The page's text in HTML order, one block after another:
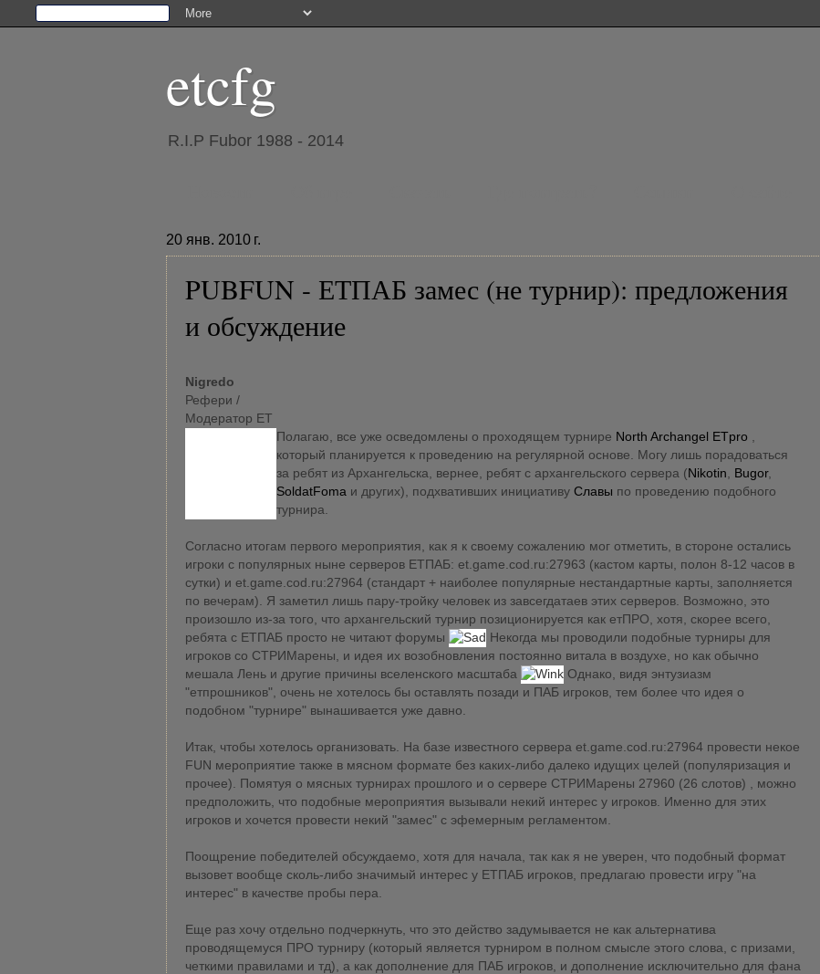
etcfg
R.I.P Fubor 1988 - 2014
20 янв. 2010 г.
PUBFUN - ЕТПАБ замес (не турнир): предложения
и обсуждение
Nigredo
Рефери /
Модератор ЕТ
Полагаю, все уже осведомлены о проходящем турнире North Archangel ETpro
который планируется к проведению на регулярной основе. Могу лишь порадоваться
за ребят из Архангельска, вернее, ребят с архангельского сервера ( Nikotin Bugor,
SoldatFoma и других), подхвативших инициативу Славы по проведению подобного
турнира.
Согласно итогам первого мероприятия, как я к своему сожалению мог отметить, в стороне остались
игроки с популярных ныне серверов ЕТПАБ: et.game.cod.ru:27963 (кастом карты, полон 8-12 часов в
сутки) и et.game.cod.ru:27964 (стандарт + наиболее популярные нестандартные карты, заполняется
по вечерам). Я заметил лишь пару-тройку человек из завсегдатаев этих серверов. Возможно, это
произошло из-за того, что архангельский турнир позиционируется как етПРО, хотя, скорее всего,
ребята с ЕТПАБ просто не читают форумы
Некогда мы проводили подобные турниры для
игроков со СТРИМарены, и идея их возобновления постоянно витала в воздухе, но как обычно
мешала Лень и другие причины вселенского масштаба
Однако, видя энтузиазм
"етпрошников", очень не хотелось бы оставлять позади и ПАБ игроков, тем более что идея о
подобном "турнире" вынашивается уже давно.
Итак, чтобы хотелось организовать. На базе известного сервера et.game.cod.ru:27964 провести некое
FUN мероприятие также в мясном формате без каких-либо далеко идущих целей (популяризация и
прочее). Помятуя о мясных турнирах прошлого и о сервере СТРИМарены 27960 (26 слотов) , можно
предположить, что подобные мероприятия вызывали некий интерес у игроков. Именно для этих
игроков и хочется провести некий "замес" с эфемерным регламентом.
Поощрение победителей обсуждаемо, хотя для начала, так как я не уверен, что подобный формат
вызовет вообще сколь-либо значимый интерес у ЕТПАБ игроков, предлагаю провести игру "на
интерес" в качестве пробы пера.
Еще раз хочу отдельно подчеркнуть, что это действо задумывается не как альтернатива
проводящемуся ПРО турниру (который является турниром в полном смысле этого слова, с призами,
четкими правилами и тд), а как дополнение для ПАБ игроков, и дополнение исключительно для фана